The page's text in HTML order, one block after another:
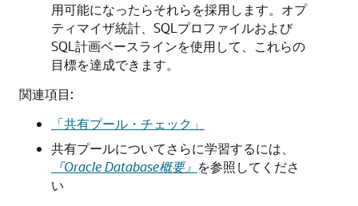
用可能になったらそれらを採用します。オプ
ティマイザ統計、SQLプロファイルおよび
SQL計画ベースラインを使用して、これらの
目標を達成できます。
関連項目:
「共有プール・チェック」
共有プールについてさらに学習するには、
『Oracle Database概要』 を参照してくださ
い